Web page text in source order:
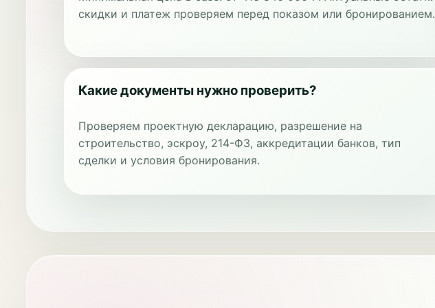
скидки и платеж проверяем перед показом или бронированием.
Какие документы нужно проверить?
Проверяем проектную декларацию, разрешение на
строительство, эскроу, 214-ФЗ, аккредитации банков, тип
сделки и условия бронирования.